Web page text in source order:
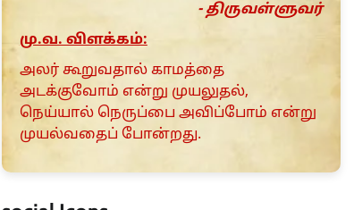
- திருவள்ளுவர்
மு.வ. விளக்கம்:
அலர் கூறுவதால் காமத்தை
அடக்குவோம் என்று முயலுதல்,
நெய்யால் நெருப்பை அவிப்போம் என்று
முயல்வதைப் போன்றது.